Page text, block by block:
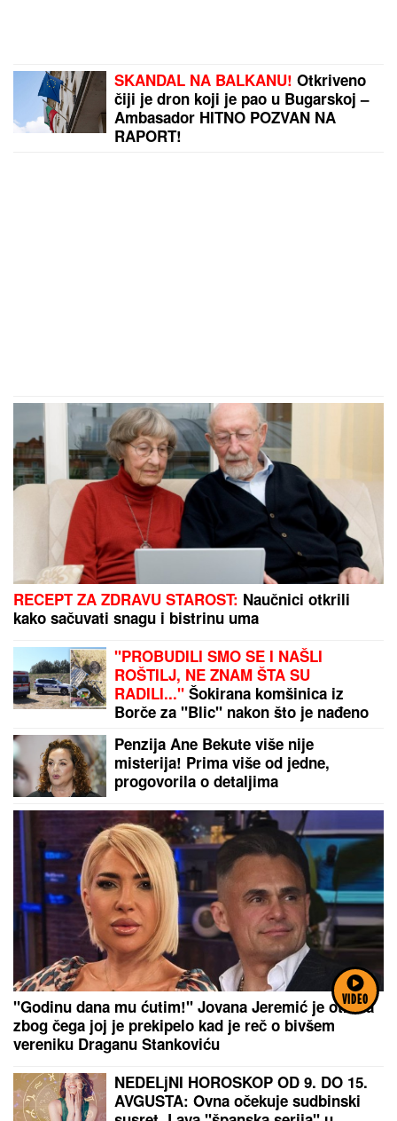
VIDEO
SKANDAL NA BALKANU! Otkriveno
čiji je dron koji je pao u Bugarskoj –
Ambasador HITNO POZVAN NA
RAPORT!
RECEPT ZA ZDRAVU STAROST: Naučnici otkrili
kako sačuvati snagu i bistrinu uma
"PROBUDILI SMO SE I NAŠLI
ROŠTILJ, NE ZNAM ŠTA SU
RADILI..." Šokirana komšinica iz
Borče za "Blic" nakon što je nađeno
lica mesta (FOTO, VIDEO)
Penzija Ane Bekute više nije
misterija! Prima više od jedne,
progovorila o detaljima
"Godinu dana mu ćutim!" Jovana Jeremić je otkrila
zbog čega joj je prekipelo kad je reč o bivšem
vereniku Draganu Stankoviću
NEDELjNI HOROSKOP OD 9. DO 15.
AVGUSTA: Ovna očekuje sudbinski